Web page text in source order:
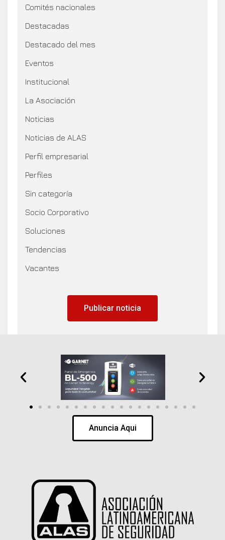
Comités nacionales
Destacadas
Destacado del mes
Eventos
Institucional
La Asociación
Noticias
Noticias de ALAS
Perfil empresarial
Perfiles
Sin categoría
Socio Corporativo
Soluciones
Tendencias
Vacantes
Publicar noticia
Anuncia Aqui